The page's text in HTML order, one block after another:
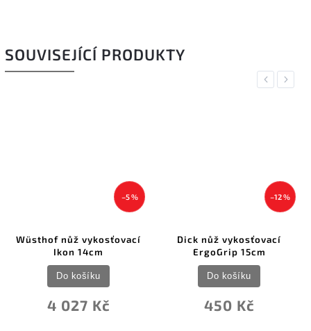
SOUVISEJÍCÍ PRODUKTY
Previous
–5 %
Wüsthof nůž vykosťovací
Ikon 14cm
4 027 Kč
Do košíku
–12 %
Dick nůž vykosťovací
ErgoGrip 15cm
450 Kč
Do košíku
Next